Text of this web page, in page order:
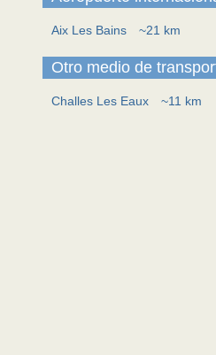
Aix Les Bains ~21 km
Otro medio de
Challes Les Eaux ~11 km